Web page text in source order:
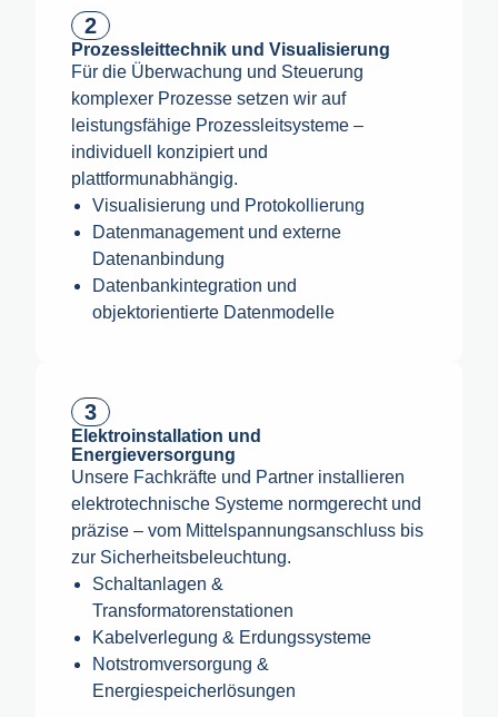
2
Prozessleit­technik und Visualisierung
Für die Überwachung und Steuerung
komplexer Prozesse setzen wir auf
leistungsfähige Prozessleitsysteme –
individuell konzipiert und
plattformunabhängig.
Visualisierung und Protokollierung
Datenmanagement und externe
Datenanbindung
Datenbankintegration und
objektorientierte Datenmodelle
3
Elektroinstallation und
Energieversorgung
Unsere Fachkräfte und Partner installieren
elektrotechnische Systeme normgerecht und
präzise – vom Mittelspannungsanschluss bis
zur Sicherheitsbeleuchtung.
Schaltanlagen &
Transformatorenstationen
Kabelverlegung & Erdungssysteme
Notstromversorgung &
Energiespeicherlösungen